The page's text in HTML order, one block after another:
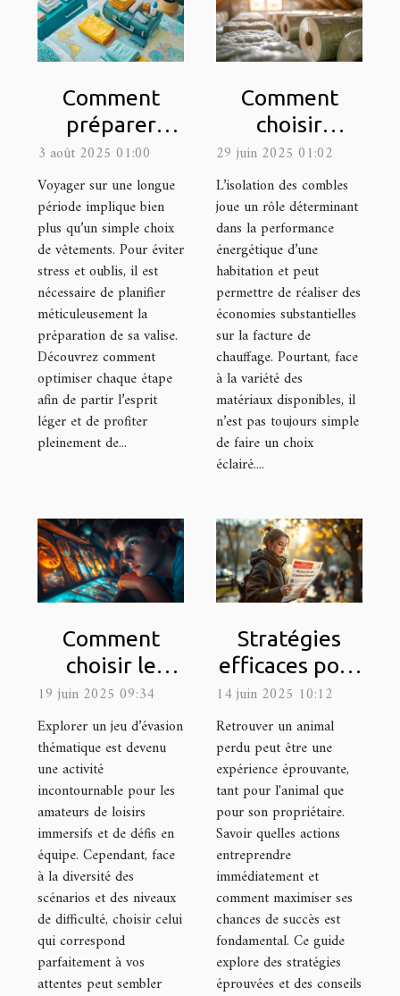
Comment
préparer
efficacement
sa valise pour
un long
voyage ?
3 août 2025 01:00
Voyager sur une longue
période implique bien
plus qu’un simple choix
de vêtements. Pour éviter
stress et oublis, il est
nécessaire de planifier
méticuleusement la
préparation de sa valise.
Découvrez comment
optimiser chaque étape
afin de partir l’esprit
léger et de profiter
pleinement de...
Comment
choisir
l'isolant idéal
pour votre
grenier ?
29 juin 2025 01:02
L’isolation des combles
joue un rôle déterminant
dans la performance
énergétique d’une
habitation et peut
permettre de réaliser des
économies substantielles
sur la facture de
chauffage. Pourtant, face
à la variété des
matériaux disponibles, il
n’est pas toujours simple
de faire un choix
éclairé....
Comment
choisir le
meilleur jeu
d'évasion
thématique
pour votre
prochaine
sortie
19 juin 2025 09:34
Explorer un jeu d’évasion
thématique est devenu
une activité
incontournable pour les
amateurs de loisirs
immersifs et de défis en
équipe. Cependant, face
à la diversité des
scénarios et des niveaux
de difficulté, choisir celui
qui correspond
parfaitement à vos
attentes peut sembler
Stratégies
efficaces pour
la recherche
d'animaux
perdus
14 juin 2025 10:12
Retrouver un animal
perdu peut être une
expérience éprouvante,
tant pour l'animal que
pour son propriétaire.
Savoir quelles actions
entreprendre
immédiatement et
comment maximiser ses
chances de succès est
fondamental. Ce guide
explore des stratégies
éprouvées et des conseils